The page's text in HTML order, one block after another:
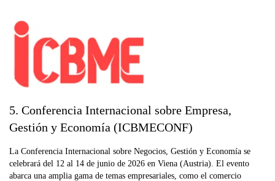
5. Conferencia Internacional sobre Empresa,
Gestión y Economía (ICBMECONF)
La Conferencia Internacional sobre Negocios, Gestión y Economía se
celebrará del 12 al 14 de junio de 2026 en Viena (Austria). El evento
abarca una amplia gama de temas empresariales, como el comercio